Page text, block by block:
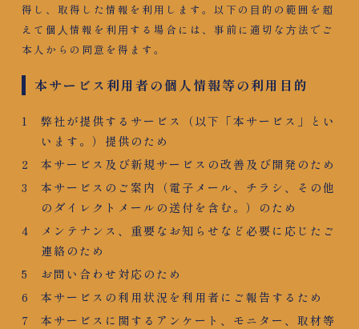
得し、取得した情報を利用します。以下の⽬的の範囲を超
えて個⼈情報を利⽤する場合には、事前に適切な⽅法でご
本人からの同意を得ます。
本サービス利用者の個人情報等の利用目的
弊社が提供するサービス（以下「本サービス」とい
います。）提供のため
本サービス及び新規サービスの改善及び開発のため
本サービスのご案内（電子メール、チラシ、その他
のダイレクトメールの送付を含む。）のため
メンテナンス、重要なお知らせなど必要に応じたご
連絡のため
お問い合わせ対応のため
本サービスの利用状況を利用者にご報告するため
本サービスに関するアンケート、モニター、取材等